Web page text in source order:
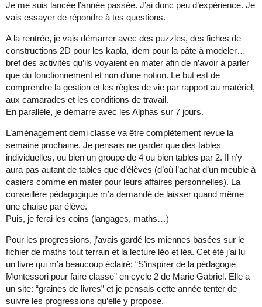
Je me suis lancée l’année passée. J’ai donc peu d’expérience. Je
vais essayer de répondre à tes questions.
A la rentrée, je vais démarrer avec des puzzles, des fiches de
constructions 2D pour les kapla, idem pour la pâte à modeler…
bref des activités qu’ils voyaient en mater afin de n’avoir à parler
que du fonctionnement et non d’une notion. Le but est de
comprendre la gestion et les règles de vie par rapport au matériel,
aux camarades et les conditions de travail.
En parallèle, je démarre avec les Alphas sur 7 jours.
L’aménagement demi classe va être complètement revue la
semaine prochaine. Je pensais ne garder que des tables
individuelles, ou bien un groupe de 4 ou bien tables par 2. Il n’y
aura pas autant de tables que d’élèves (d’où l’achat d’un meuble à
casiers comme en mater pour leurs affaires personnelles). La
conseillère pédagogique m’a demandé de laisser quand même
une chaise par élève.
Puis, je ferai les coins (langages, maths…)
Pour les progressions, j’avais gardé les miennes basées sur le
fichier de maths tout terrain et la lecture léo et léa. Cet été j’ai lu
un livre qui m’a beaucoup éclairé: “S’inspirer de la pédagogie
Montessori pour faire classe” en cycle 2 de Marie Gabriel. Elle a
un site: “graines de livres” et je pensais cette année tenter de
suivre les progressions qu’elle y propose.